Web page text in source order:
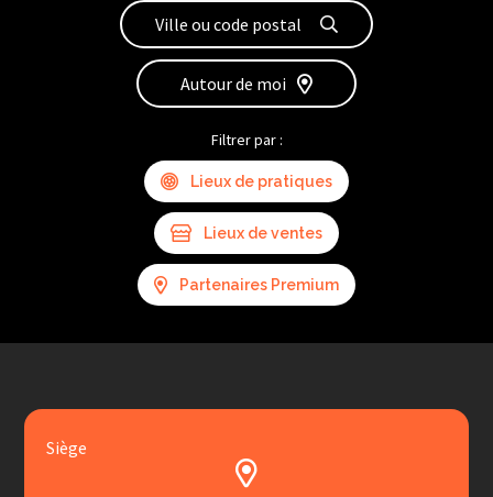
Autour de moi
Filtrer par :
Lieux de pratiques
Lieux de ventes
Partenaires Premium
Siège